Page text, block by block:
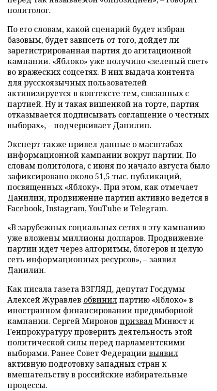
политолог.
По его словам, какой сценарий будет избран
базовым, будет зависеть от того, дойдет ли
зарегистрированная партия до агитационной
кампании. «Яблоко» уже получило «зеленый свет»
во вражеских соцсетях. В них выдача контента
для русскоязычных пользователей
активизируется в контексте тем, связанных с
партией. Ну и такая вишенкой на торте, партия
отказывается подписывать соглашение о честных
выборах», – подчеркивает Данилин.
Эксперт также привел данные о масштабах
информационной кампании вокруг партии. По
словам политолога, с июня по начало августа было
зафиксировано около 51,5 тыс. публикаций,
посвященных «Яблоку». При этом, как отмечает
Данилин, продвижение партии активно ведется в
Facebook, Instagram, YouTube и Telegram.
«В зарубежных социальных сетях в эту кампанию
уже вложены миллионы долларов. Продвижение
партии идет через алгоритмы, блогеров и целую
сеть информационных ресурсов», – заявил
Данилин.
Как писала газета ВЗГЛЯД, депутат Госдумы
Алексей Журавлев обвинилпартию «Яблоко» в
иностранном финансировании предвыборной
кампании. Сергей Миронов призвалМинюст и
Генпрокуратуру проверить деятельность этой
политической силы перед парламентскими
выборами. Ранее Совет Федерациивыявил
активную подготовку западных стран к
вмешательству в российские избирательные
процессы.